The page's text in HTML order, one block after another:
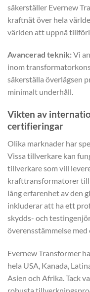
säkerställer Evernew
kraftnät över hela
världen att uppnå
Avancerad teknik:Vi
inom
säkerställa överlägsen
minimalt underhåll.
Vikten av
certifieringar
Olika marknader har
Vissa tillverkare kan
tillverkare som vill
krafttransformatorer
lång erfarenhet av den
inkluderar att ha ett
skydds- och
överensstämmelse
Evernew Transformer
hela USA, Kanada,
Asien och Afrika. Tack
robusta